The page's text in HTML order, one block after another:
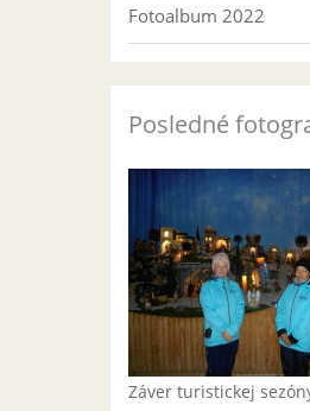
Fotoalbum 2022
Posledné
Záver turistickej